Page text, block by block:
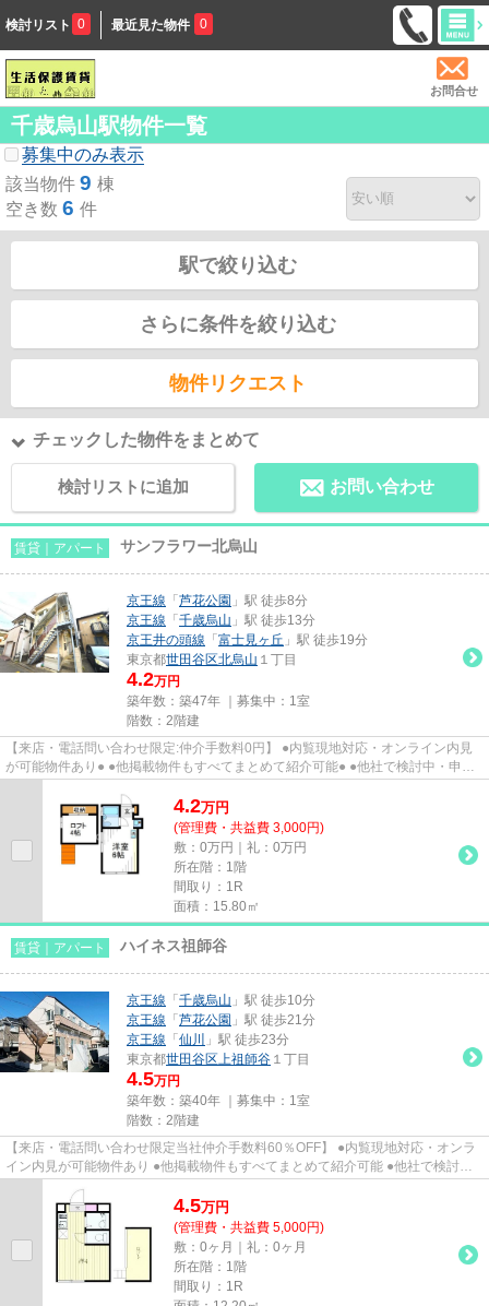
検討リスト 0 最近見た物件 0
お問合せ
千歳烏山駅物件一覧
募集中のみ表示
該当物件 9 棟
空き数 6 件
駅で絞り込む
さらに条件を絞り込む
物件リクエスト
チェックした物件をまとめて
検討リストに追加 お問い合わせ
賃貸｜アパート サンフラワー北烏山
京王線 「 芦花公園 」駅 徒歩8分
京王線 「 千歳烏山 」駅 徒歩13分
京王井の頭線 「 富士見ヶ丘 」駅 徒歩19分
東京都世田谷区北烏山 １丁目
4.2万円
築年数：築47年 ｜募集中： 1室
階数：2階建
【来店・電話問い合わせ限定:仲介手数料0円】 ●内覧現地対応・オンライン内見
が可能物件あり● ●他掲載物件もすべてまとめて紹介可能● ●他社で検討中・申込
4.2万円
(管理費・共益費 3,000円)
敷：0万円｜礼：0万円
所在階：1階
間取り：1R
面積：15.80㎡
賃貸｜アパート ハイネス祖師谷
京王線 「 千歳烏山 」駅 徒歩10分
京王線 「 芦花公園 」駅 徒歩21分
京王線 「 仙川
」駅 徒歩23分
東京都世田谷区上祖師谷 １丁目
4.5万円
築年数：築40年 ｜募集中： 1室
階数：2階建
【来店・電話問い合わせ限定当社仲介手数料60％OFF】 ●内覧現地対応・オンラ
イン内見が可能物件あり ●他掲載物件もすべてまとめて紹介可能 ●他社で検討
4.5万円
(管理費・共益費 5,000円)
敷：0ヶ月｜礼：0ヶ月
所在階：1階
間取り：1R